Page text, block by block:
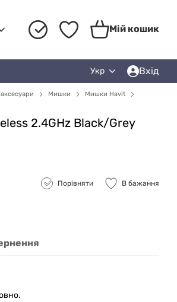
Мій кошик
Укр Вхід
Мишки
Мишки Havit
2.4GHz Black/Grey
Порівняти В бажання